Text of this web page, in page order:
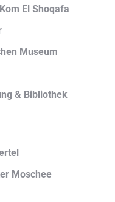
El Shoqafa
Museum
& Bibliothek
Moschee